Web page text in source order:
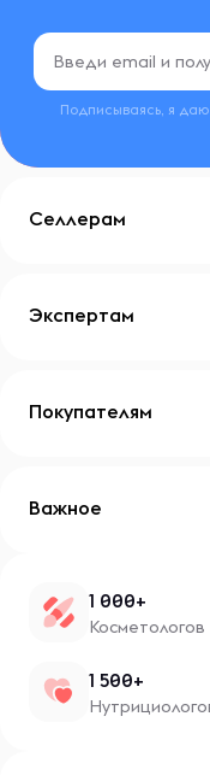
Подписываясь, я
Селлерам
Экспертам
Покупателям
Важное
1 000+
Косметологов
1 500+